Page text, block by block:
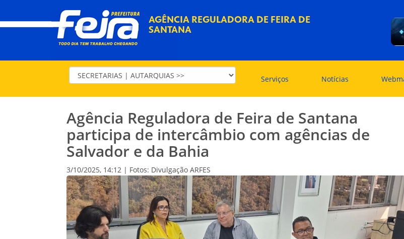
AGÊNCIA REGULADORA DE FEIRA DE
SANTANA
Serviços Notícias
Agência Reguladora de Feira de Santana
participa de intercâmbio com agências de
Salvador e da Bahia
3/10/2025, 14:12 | Fotos: Divulgação ARFES